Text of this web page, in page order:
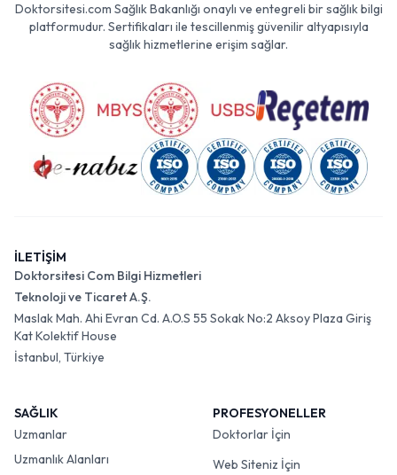
Doktorsitesi.com Sağlık Bakanlığı onaylı ve entegreli bir sağlık bilgi
platformudur. Sertifikaları ile tescillenmiş güvenilir altyapısıyla
sağlık hizmetlerine erişim sağlar.
İLETİŞİM
Doktorsitesi Com Bilgi Hizmetleri
Teknoloji ve Ticaret A.Ş.
Maslak Mah. Ahi Evran Cd. A.O.S 55 Sokak No:2 Aksoy Plaza Giriş
Kat Kolektif House
İstanbul, Türkiye
SAĞLIK
Uzmanlar
Uzmanlık Alanları
PROFESYONELLER
Doktorlar İçin
Web Siteniz İçin